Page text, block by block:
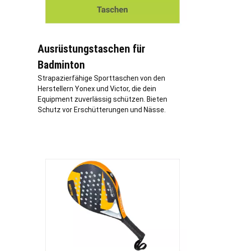
Ausrüstungstaschen für
Badminton
Strapazierfähige Sporttaschen von den
Herstellern Yonex und Victor, die dein
Equipment zuverlässig schützen. Bieten
Schutz vor Erschütterungen und Nässe.